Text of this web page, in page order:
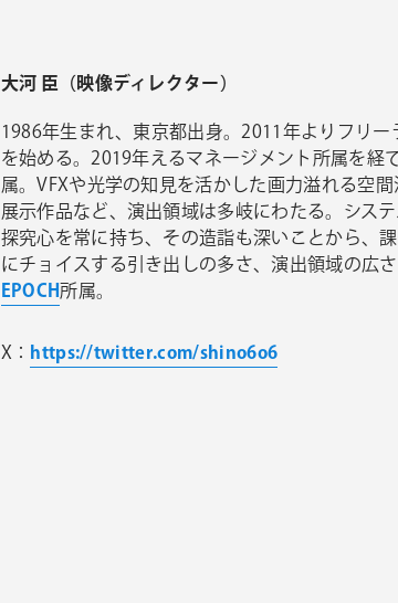
大河 臣（映像ディレクター）
1986年生まれ、東京都出身。2011年よりフリ
を始める。2019年えるマネージメント所属を経
属。VFXや光学の知見を活かした画力溢れる空間
展示作品など、演出領域は多岐にわたる。シス
探究心を常に持ち、その造詣も深いことから、
にチョイスする引き出しの多さ、演出領域の広
EPOCH所属。
X： https://twitter.com/shino6o6